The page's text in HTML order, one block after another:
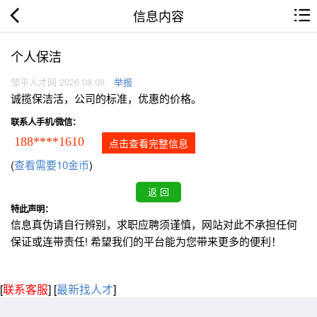
信息内容
个人保洁
邹平人才网 2026.08.08 举报
诚揽保洁活，公司的标准，优惠的价格。
联系人手机/微信：
188****1610 点击查看完整信息
(查看需要10金币)
特此声明：
信息真伪请自行辨别，求职应聘须谨慎，网站对此不承担任何
保证或连带责任! 希望我们的平台能为您带来更多的便利！
[联系客服] [最新找人才]